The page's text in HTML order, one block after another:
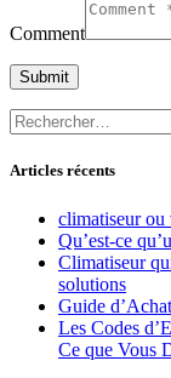
Comment
Rechercher :
Articles récents
climatiseur ou
Qu’est-ce
Climatiseur
solutions
Guide
Les Codes
Ce que Vous